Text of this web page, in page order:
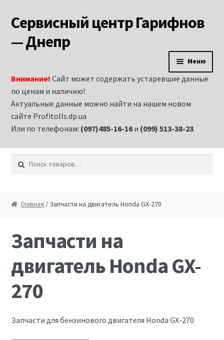
Перейти к навигации
Перейти к содержимому
Сервисный центр Гарифнов
— Днепр
Меню
Аренда строительного оборудования и
электроинструмента в Днепропетровске
Витрина
Запчасти на бензиновые двигатели
Внимание! Сайт может содержать устаревшие данные
по ценам и наличию!
Актуальные данные можно найти на нашем новом
сайте Profitolls.dp.ua
Или по телефонам: (097)485-16-16и (099) 513-38-23
Искать:
Главная / Запчасти на двигатель Honda GX-270
Запчасти на
двигатель Honda GX-
270
Запчасти для бензинового двигателя Honda GX-270